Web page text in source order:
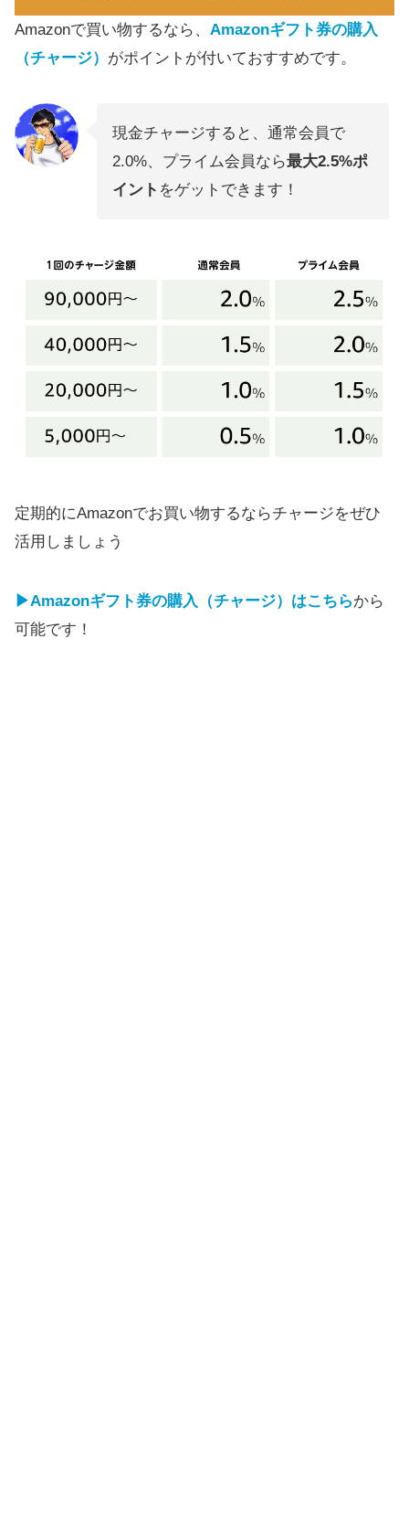
Amazonで買い物するなら、 Amazonギフト券の購入
（チャージ） がポイントが付いておすすめです。
現金チャージすると、通常会員で
2.0%、プライム会員なら最大2.5%ポ
イント をゲットできます！
定期的にAmazonでお買い物するならチャージをぜひ
活用しましょう
▶Amazonギフト券の購入（チャージ）はこちらから
可能です！